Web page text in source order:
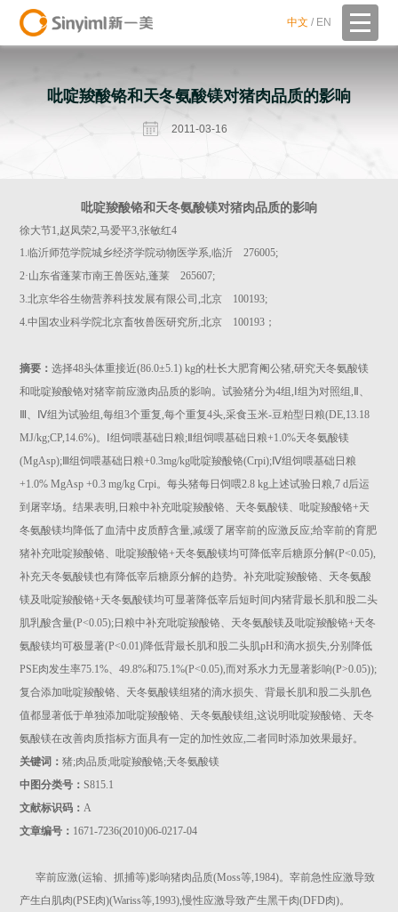
吡啶羧酸铬和天冬氨酸镁对猪肉品质的影响
2011-03-16
吡啶羧酸铬和天冬氨酸镁对猪肉品质的影响
徐大节1,赵凤荣2,马爱平3,张敏红4
1.临沂师范学院城乡经济学院动物医学系,临沂 276005;
2·山东省蓬莱市南王兽医站,蓬莱 265607;
3.北京华谷生物营养科技发展有限公司,北京 100193;
4.中国农业科学院北京畜牧兽医研究所,北京 100193；
摘要：选择48头体重接近(86.0±5.1) kg的杜长大肥育阉公猪,研究天冬氨酸镁
和吡啶羧酸铬对猪宰前应激肉品质的影响。试验猪分为4组,Ⅰ组为对照组,Ⅱ、
Ⅲ、Ⅳ组为试验组,每组3个重复,每个重复4头,采食玉米-豆粕型日粮(DE,13.18
MJ/kg;CP,14.6%)。Ⅰ组饲喂基础日粮;Ⅱ组饲喂基础日粮+1.0%天冬氨酸镁
(MgAsp);Ⅲ组饲喂基础日粮+0.3mg/kg吡啶羧酸铬(Crpi);Ⅳ组饲喂基础日粮
+1.0% MgAsp +0.3 mg/kg Crpi。每头猪每日饲喂2.8 kg上述试验日粮,7 d后运
到屠宰场。结果表明,日粮中补充吡啶羧酸铬、天冬氨酸镁、吡啶羧酸铬+天
冬氨酸镁均降低了血清中皮质醇含量,减缓了屠宰前的应激反应;给宰前的育肥
猪补充吡啶羧酸铬、吡啶羧酸铬+天冬氨酸镁均可降低宰后糖原分解(P<0.05),
补充天冬氨酸镁也有降低宰后糖原分解的趋势。补充吡啶羧酸铬、天冬氨酸
镁及吡啶羧酸铬+天冬氨酸镁均可显著降低宰后短时间内猪背最长肌和股二头
肌乳酸含量(P<0.05);日粮中补充吡啶羧酸铬、天冬氨酸镁及吡啶羧酸铬+天冬
氨酸镁均可极显著(P<0.01)降低背最长肌和股二头肌pH和滴水损失,分别降低
PSE肉发生率75.1%、49.8%和75.1%(P<0.05),而对系水力无显著影响(P>0.05));
复合添加吡啶羧酸铬、天冬氨酸镁组猪的滴水损失、背最长肌和股二头肌色
值都显著低于单独添加吡啶羧酸铬、天冬氨酸镁组,这说明吡啶羧酸铬、天冬
氨酸镁在改善肉质指标方面具有一定的加性效应,二者同时添加效果最好。
关键词：猪;肉品质;吡啶羧酸铬;天冬氨酸镁
中图分类号：S815.1
文献标识码：A
文章编号： 1671-7236(2010)06-0217-04
宰前应激(运输、抓捕等)影响猪肉品质(Moss等,1984)。宰前急性应激导致
产生白肌肉(PSE肉)(Wariss等,1993),慢性应激导致产生黑干肉(DFD肉)。
中文 / EN